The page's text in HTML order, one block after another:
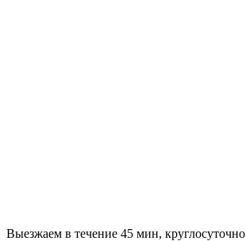
Выезжаем в течение 45 мин, круглосуточно